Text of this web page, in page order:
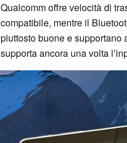
Qualcomm offre velocità di
compatibile, mentre il
piuttosto buone e
supporta ancora una volta